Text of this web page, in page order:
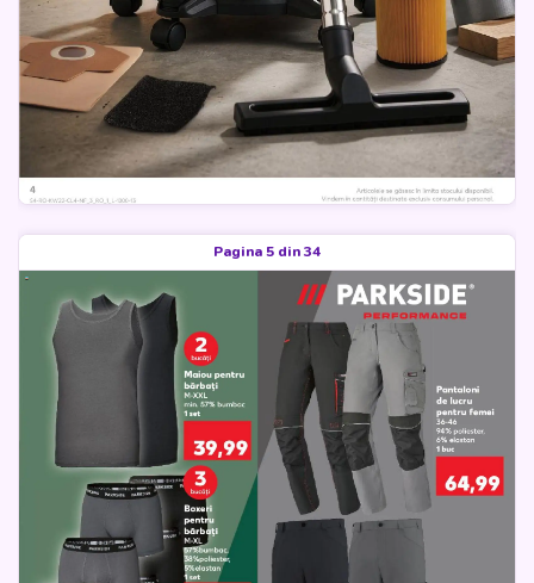
Pagina 5 din 34